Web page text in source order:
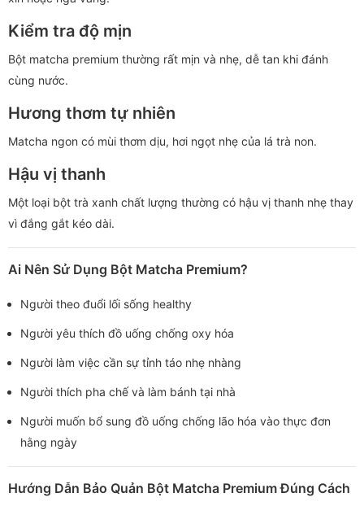
Kiểm tra độ mịn
Bột matcha premium thường rất mịn và nhẹ, dễ tan khi đánh
cùng nước.
Hương thơm tự nhiên
Matcha ngon có mùi thơm dịu, hơi ngọt nhẹ của lá trà non.
Hậu vị thanh
Một loại bột trà xanh chất lượng thường có hậu vị thanh nhẹ thay
vì đắng gắt kéo dài.
Ai Nên Sử Dụng Bột Matcha Premium?
Người theo đuổi lối sống healthy
Người yêu thích đồ uống chống oxy hóa
Người làm việc cần sự tỉnh táo nhẹ nhàng
Người thích pha chế và làm bánh tại nhà
Người muốn bổ sung đồ uống chống lão hóa vào thực đơn
hằng ngày
Hướng Dẫn Bảo Quản Bột Matcha Premium Đúng Cách